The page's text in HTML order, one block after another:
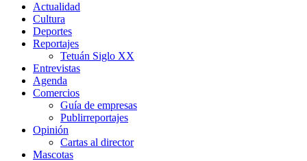
Actualidad
Cultura
Deportes
Reportajes
Tetuán Siglo XX
Entrevistas
Agenda
Comercios
Guía de empresas
Publirreportajes
Opinión
Cartas al director
Mascotas